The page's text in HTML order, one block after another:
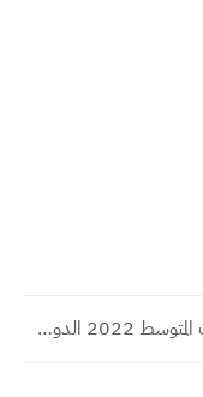
نتائج ذي قار الثالث المتوسط 2022 الدور الاول